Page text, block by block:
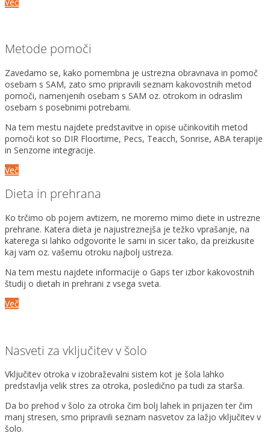
Metode pomoči
Zavedamo se, kako pomembna je ustrezna obravnava in pomoč
osebam s SAM, zato smo pripravili seznam kakovostnih metod
pomoči, namenjenih osebam s SAM oz. otrokom in odraslim
osebam s posebnimi potrebami.
Na tem mestu najdete predstavitve in opise učinkovitih metod
pomoči kot so DIR Floortime, Pecs, Teacch, Sonrise, ABA terapije
in Senzorne integracije.
Več
Dieta in prehrana
Ko trčimo ob pojem avtizem, ne moremo mimo diete in ustrezne
prehrane. Katera dieta je najustreznejša je težko vprašanje, na
katerega si lahko odgovorite le sami in sicer tako, da preizkusite
kaj vam oz. vašemu otroku najbolj ustreza.
Na tem mestu najdete informacije o Gaps ter izbor kakovostnih
študij o dietah in prehrani z vsega sveta.
Več
Nasveti za vključitev v šolo
Vključitev otroka v izobraževalni sistem kot je šola lahko
predstavlja velik stres za otroka, posledično pa tudi za starša.
Da bo prehod v šolo za otroka čim bolj lahek in prijazen ter čim
manj stresen, smo pripravili seznam nasvetov za lažjo vključitev v
šolo.